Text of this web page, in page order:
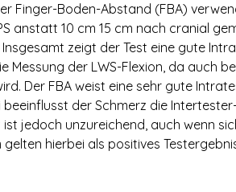
Finger-Boden-Abstand (FBA)
anstatt 10 cm 15 cm nach cranial
zeigt der Test eine gute
der LWS-Flexion, da auch
Der FBA weist eine sehr gute
der Schmerz die
jedoch unzureichend, auch wenn
hierbei als positives